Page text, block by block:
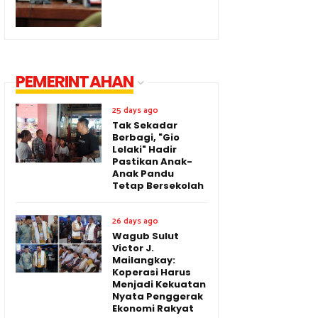
PEMERINTAHAN
25 days ago
Tak Sekadar
Berbagi, "Gio
Lelaki" Hadir
Pastikan Anak-
Anak Pandu
Tetap Bersekolah
26 days ago
Wagub Sulut
Victor J.
Mailangkay:
Koperasi Harus
Menjadi Kekuatan
Nyata Penggerak
Ekonomi Rakyat